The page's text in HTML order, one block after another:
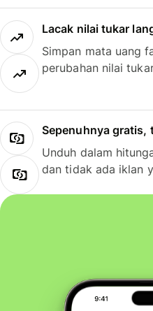
Lacak nilai tukar
Simpan mata uang
perubahan nilai
Sepenuhnya gratis,
Unduh dalam
dan tidak ada iklan